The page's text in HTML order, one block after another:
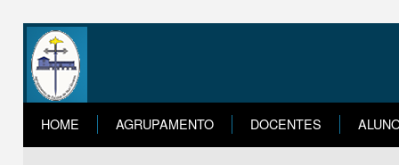
HOME AGRUPAMENTO DOCENTES